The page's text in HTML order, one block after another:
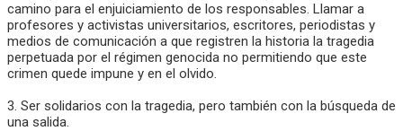
camino para el enjuiciamiento de los responsables. Llamar a
profesores y activistas universitarios, escritores, periodistas y
medios de comunicación a que registren la historia la tragedia
perpetuada por el régimen genocida no permitiendo que este
crimen quede impune y en el olvido.
3. Ser solidarios con la tragedia, pero también con la búsqueda de
una salida.